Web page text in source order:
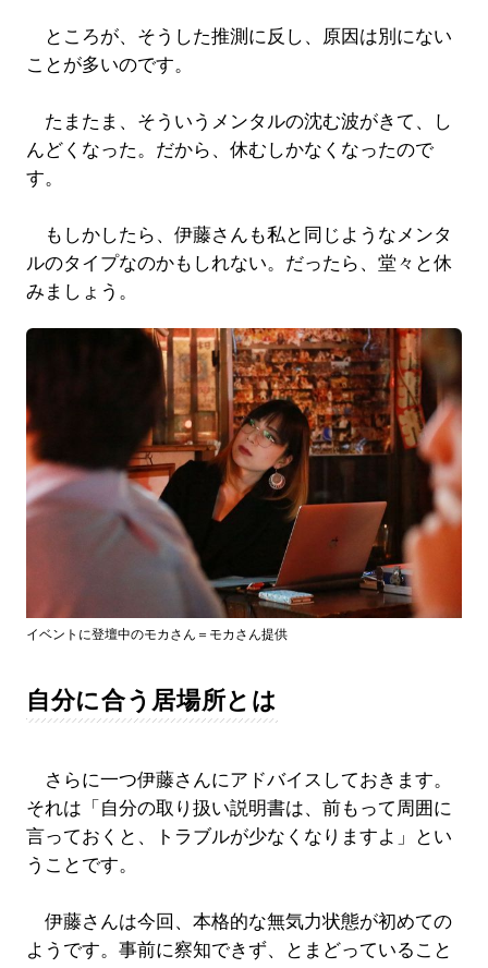
ところが、そうした推測に反し、原因は別にない
ことが多いのです。
たまたま、そういうメンタルの沈む波がきて、し
んどくなった。だから、休むしかなくなったので
す。
もしかしたら、伊藤さんも私と同じようなメンタ
ルのタイプなのかもしれない。だったら、堂々と休
みましょう。
イベントに登壇中のモカさん＝モカさん提供
自分に合う居場所とは
さらに一つ伊藤さんにアドバイスしておきます。
それは「自分の取り扱い説明書は、前もって周囲に
言っておくと、トラブルが少なくなりますよ」とい
うことです。
伊藤さんは今回、本格的な無気力状態が初めての
ようです。事前に察知できず、とまどっていること